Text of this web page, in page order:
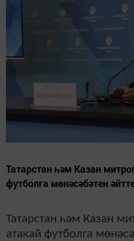
Татарстан һәм Казан
футболга мөнәсәбәтен
Татарстан һәм Казан
атакай футболга